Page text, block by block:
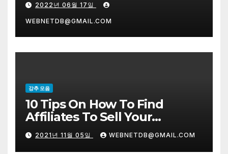
2022년 06월 17일
WEBNETDB@GMAIL.COM
강추 모음
10 Tips On How To Find
Affiliates To Sell Your
Products
2021년 11월 05일 WEBNETDB@GMAIL.COM